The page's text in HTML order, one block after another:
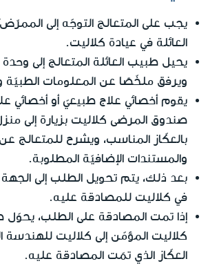
يجب على المتعالج التوجّه إلى
العائلة في عيادة كلاليت.
يحيل طبيب العائلة المتعالج إلى وحدة
ويرفق ملخّصًا عن المعلومات الطبيّة
يقوم أخصائي علاج طبيعيّ أو أخصائي
صندوق المرضى كلاليت بزيارة إلى
بالعكّاز المناسب، ويشرح للمتعالج عن
والمستندات الإضافيّة المطلوبة.
بعد ذلك، يتم تحويل الطلب إلى الجهة
في كلاليت للمصادقة عليه.
إذا تمت المصادقة على الطلب،
كلاليت المؤمّن إلى كلاليت
العكّاز الذي تمّت المصادقة عليه.